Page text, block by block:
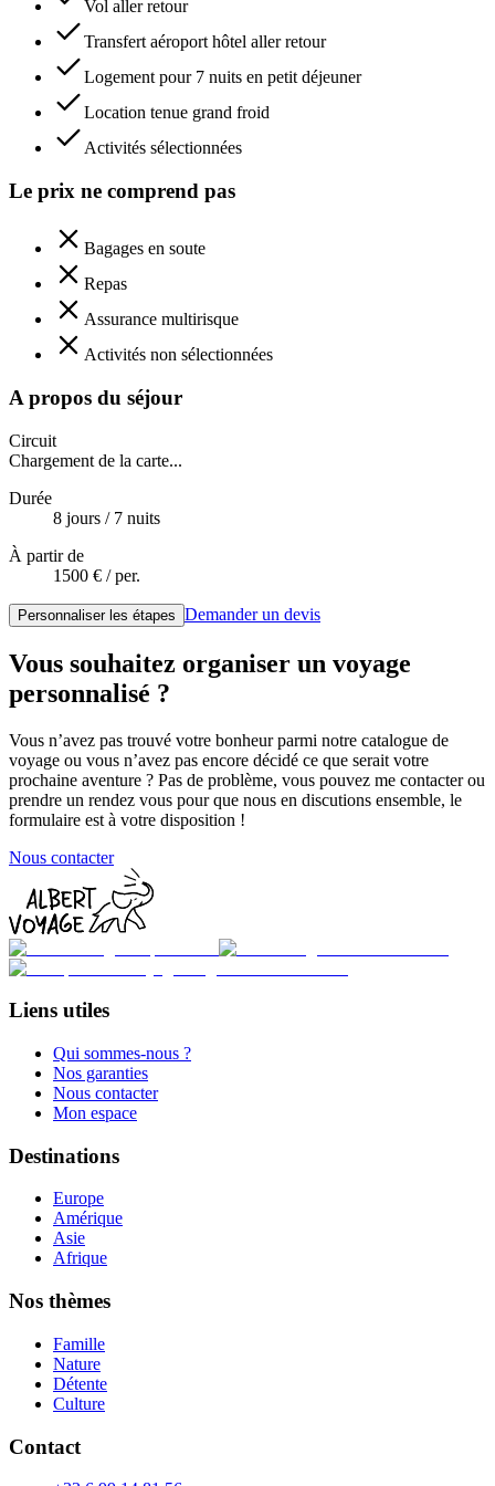
Vol aller retour
Transfert aéroport hôtel aller retour
Logement pour 7 nuits en petit déjeuner
Location tenue grand froid
Activités sélectionnées
Le prix ne comprend pas
Bagages en soute
Repas
Assurance multirisque
Activités non sélectionnées
A propos du séjour
Circuit
Chargement de la carte...
Durée
8 jours / 7 nuits
À partir de
1500 € / per.
Personnaliser les étapes Demander un devis
Vous souhaitez organiser un voyage
personnalisé ?
Vous n’avez pas trouvé votre bonheur parmi notre catalogue de
voyage ou vous n’avez pas encore décidé ce que serait votre
prochaine aventure ? Pas de problème, vous pouvez me contacter ou
prendre un rendez vous pour que nous en discutions ensemble, le
formulaire est à votre disposition !
Nous contacter
Liens utiles
Qui sommes-nous ?
Nos garanties
Nous contacter
Mon espace
Destinations
Europe
Amérique
Asie
Afrique
Nos thèmes
Famille
Nature
Détente
Culture
Contact